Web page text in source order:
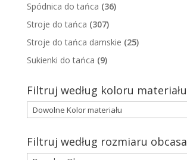
Spódnica do tańca (36)
Stroje do tańca (307)
Stroje do tańca damskie (25)
Sukienki do tańca (9)
Filtruj według koloru materiału
Filtruj według rozmiaru obcasa